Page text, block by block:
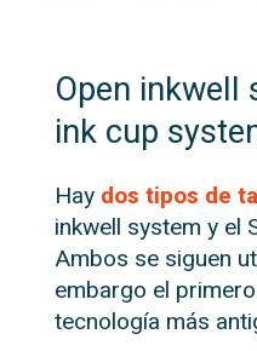
Open inkwell
ink cup
Hay dos tipos de
inkwell system y el
Ambos se siguen
embargo el
tecnología más